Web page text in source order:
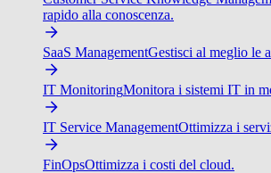
rapido alla conoscenza.
SaaS ManagementGestisci al meglio le
IT MonitoringMonitora i sistemi IT in
IT Service ManagementOttimizza i
FinOpsOttimizza i costi del cloud.